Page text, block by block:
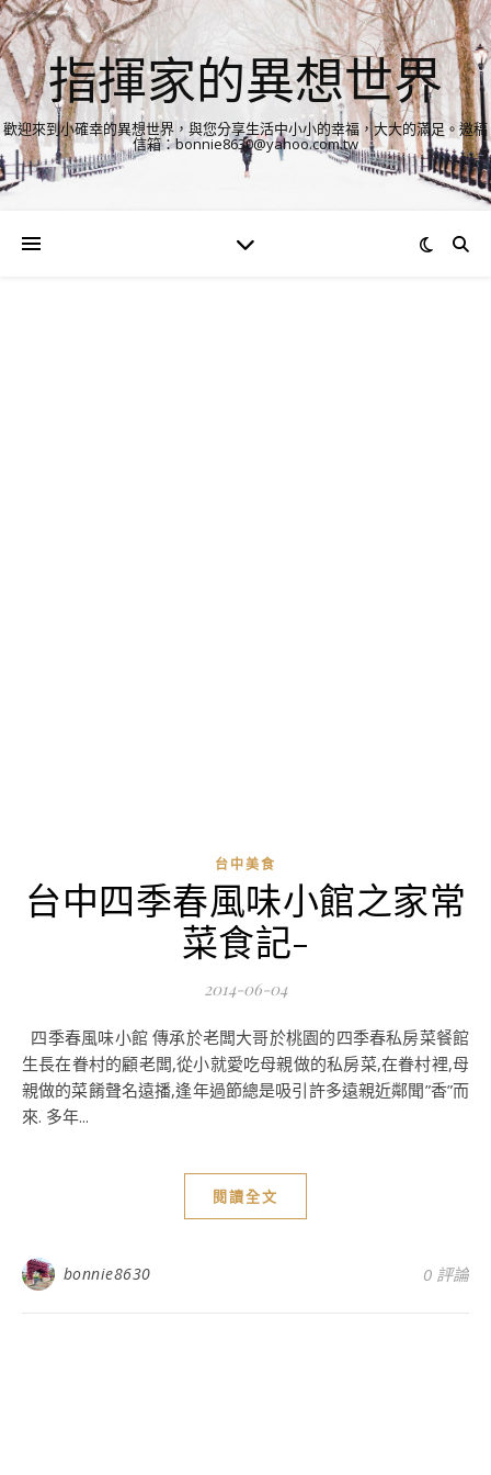
指揮家的異想世界
歡迎來到小確幸的異想世界，與您分享生活中小小的幸福，大大的滿足。邀稿
信箱：bonnie8630@yahoo.com.tw
台中美食
台中四季春風味小館之家常
菜食記-
2014-06-04
四季春風味小館 傳承於老闆大哥於桃園的四季春私房菜餐館
生長在眷村的顧老闆,從小就愛吃母親做的私房菜,在眷村裡,母
親做的菜餚聲名遠播,逢年過節總是吸引許多遠親近鄰聞”香”而
來. 多年...
閱讀全文
bonnie8630 0 評論